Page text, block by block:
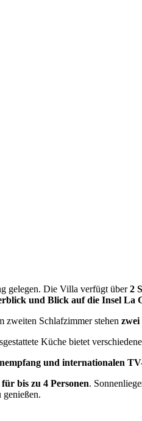
gelegen. Die Villa verfügt über2
und Blick auf die Insel La
zweiten Schlafzimmer stehen zwei
Küche bietet
und internationalen
bis zu 4 Personen.